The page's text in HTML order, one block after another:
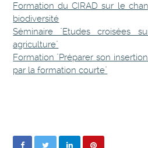
Formation du CIRAD sur le
biodiversité
Séminaire "Etudes croisées
agriculture"
Formation "Préparer son
par la formation courte"